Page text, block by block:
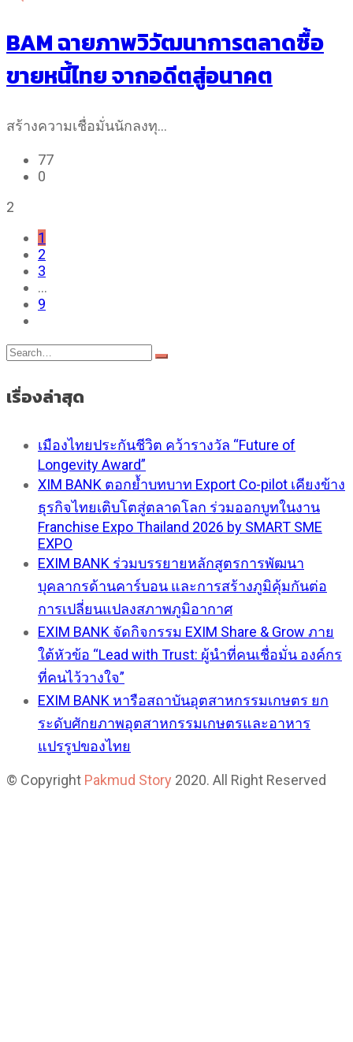
BAM ฉายภาพวิวัฒนาการตลาดซื้อ
ขายหนี้ไทย จากอดีตสู่อนาคต
สร้างความเชื่อมั่นนักลงทุ…
77
0
2
1
2
3
…
9
เรื่องล่าสุด
เมืองไทยประกันชีวิต คว้ารางวัล “Future of
Longevity Award”
XIM BANK ตอกย้ำบทบาท Export Co-pilot เคียงข้าง
ธุรกิจไทยเติบโตสู่ตลาดโลก ร่วมออกบูทในงาน
Franchise Expo Thailand 2026 by SMART SME
EXPO
EXIM BANK ร่วมบรรยายหลักสูตรการพัฒนา
บุคลากรด้านคาร์บอน และการสร้างภูมิคุ้มกันต่อ
การเปลี่ยนแปลงสภาพภูมิอากาศ
EXIM BANK จัดกิจกรรม EXIM Share & Grow ภาย
ใต้หัวข้อ “Lead with Trust: ผู้นำที่คนเชื่อมั่น องค์กร
ที่คนไว้วางใจ”
EXIM BANK หารือสถาบันอุตสาหกรรมเกษตร ยก
ระดับศักยภาพอุตสาหกรรมเกษตรและอาหาร
แปรรูปของไทย
© Copyright Pakmud Story 2020. All Right Reserved